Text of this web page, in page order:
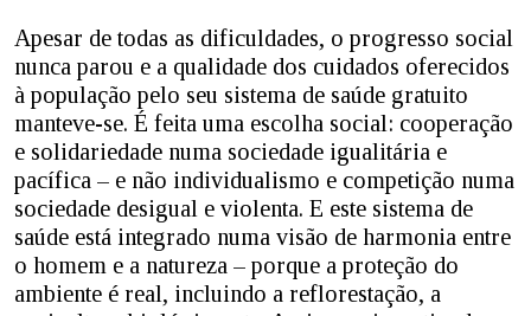
Apesar de todas as dificuldades, o progresso social
nunca parou e a qualidade dos cuidados oferecidos
à população pelo seu sistema de saúde gratuito
manteve-se. É feita uma escolha social: cooperação
e solidariedade numa sociedade igualitária e
pacífica – e não individualismo e competição numa
sociedade desigual e violenta. E este sistema de
saúde está integrado numa visão de harmonia entre
o homem e a natureza – porque a proteção do
ambiente é real, incluindo a reflorestação, a